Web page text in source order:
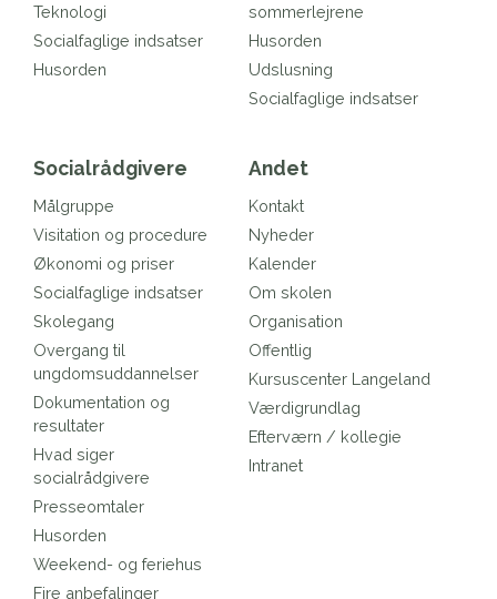
Teknologi
Socialfaglige indsatser
Husorden
sommerlejrene
Husorden
Udslusning
Socialfaglige indsatser
Socialrådgivere
Målgruppe
Visitation og procedure
Økonomi og priser
Socialfaglige indsatser
Skolegang
Overgang til
ungdomsuddannelser
Dokumentation og
resultater
Hvad siger
socialrådgivere
Presseomtaler
Husorden
Weekend- og feriehus
Fire anbefalinger
Andet
Kontakt
Nyheder
Kalender
Om skolen
Organisation
Offentlig
Kursuscenter Langeland
Værdigrundlag
Efterværn / kollegie
Intranet